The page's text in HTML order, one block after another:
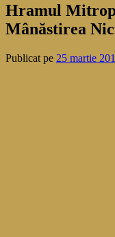
Hramul
Mânăstirea
Publicat pe 25 martie